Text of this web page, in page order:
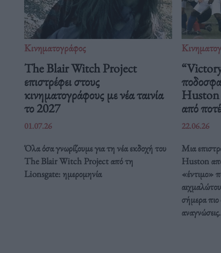
Κινηματογράφος
The Blair Witch Project
επιστρέφει στους
κινηματογράφους με νέα ταινία
το 2027
01.07.26
Όλα όσα γνωρίζουμε για τη νέα εκδοχή του
The Blair Witch Project από τη
Lionsgate: ημερομηνία
Huston
από ποτέ
22.06.26
Μια
Huston
«έντιμο»
σήμερα πιο
αναγνώσεις.